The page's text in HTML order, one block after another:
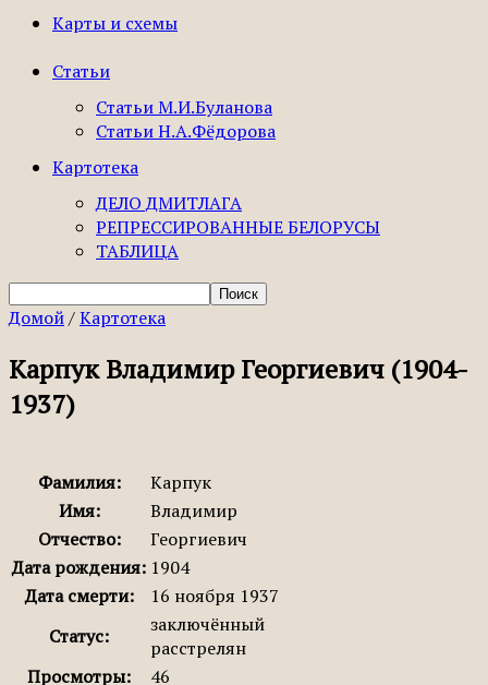
Карты и схемы
Статьи
Статьи М.И.Буланова
Статьи Н.А.Фёдорова
Картотека
ДЕЛО ДМИТЛАГА
РЕПРЕССИРОВАННЫЕ БЕЛОРУСЫ
ТАБЛИЦА
Домой/Картотека
Карпук Владимир Георгиевич (1904-
1937)
Фамилия:
Карпук
Имя:
Владимир
Отчество:
Георгиевич
Дата рождения: 1904
Дата смерти:
16 ноября 1937
Статус:
заключённый
расстрелян
Просмотры:
46